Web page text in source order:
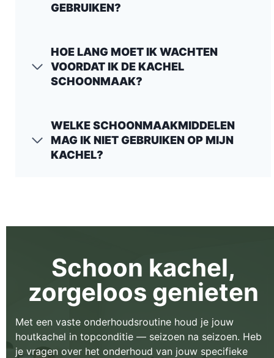
GEBRUIKEN?
HOE LANG MOET IK WACHTEN
VOORDAT IK DE KACHEL
SCHOONMAAK?
WELKE SCHOONMAAKMIDDELEN
MAG IK NIET GEBRUIKEN OP MIJN
KACHEL?
Schoon kachel,
zorgeloos genieten
Met een vaste onderhoudsroutine houd je jouw
houtkachel in topconditie — seizoen na seizoen. Heb
je vragen over het onderhoud van jouw specifieke